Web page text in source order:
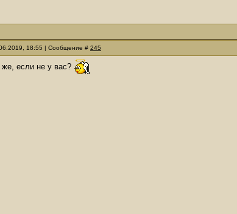
18:55 | Сообщение # 245
же, если не у вас?